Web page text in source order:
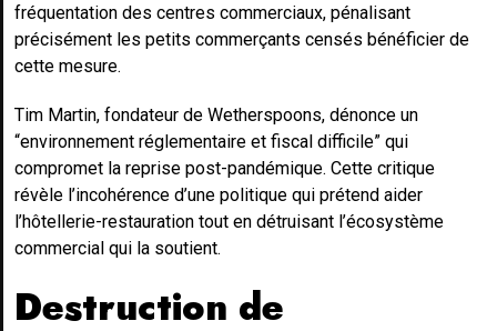
fréquentation des centres commerciaux, pénalisant
précisément les petits commerçants censés bénéficier de
cette mesure.
Tim Martin, fondateur de Wetherspoons, dénonce un
“environnement réglementaire et fiscal difficile” qui
compromet la reprise post-pandémique. Cette critique
révèle l’incohérence d’une politique qui prétend aider
l’hôtellerie-restauration tout en détruisant l’écosystème
commercial qui la soutient.
Destruction de